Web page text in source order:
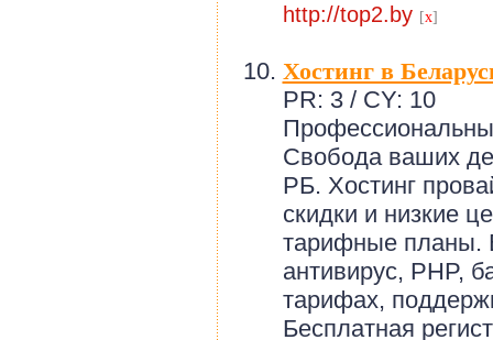
http://top2.by [x]
Хостинг в
PR: 3 / CY: 10
Свобода ваших
РБ. Хостинг
скидки и низкие
тарифные планы.
антивирус, PHP,
тарифах,
Бесплатная